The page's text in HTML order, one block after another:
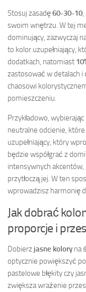
Stosuj zasadę60-30-10
swoim wnętrzu. W tej
dominujący, zazwyczaj
to kolor uzupełniający,
dodatkach, natomiast
zastosować w detalach i
chaosowi
pomieszczeniu.
Przykładowo,
neutralne odcienie,
uzupełniający, który
będzie współgrać z
intensywnych
przytłoczą jej. W ten
wprowadzisz harmonię
Jak dobrać
proporcje i
Dobierz jasne kolory na
optycznie powiększyć
pastelowe błękity czy
zwiększa wrażenie